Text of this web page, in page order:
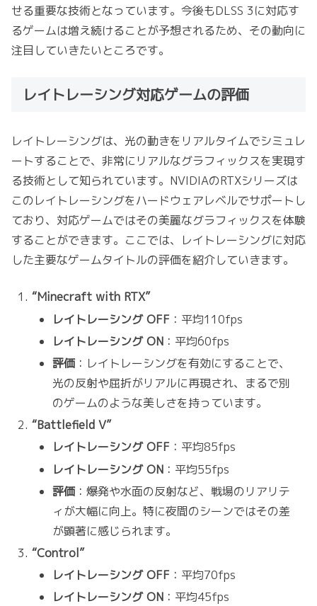
せる重要な技術となっています。今後もDLSS 3に対応す
るゲームは増え続けることが予想されるため、その動向に
注目していきたいところです。
レイトレーシング対応ゲームの評価
レイトレーシングは、光の動きをリアルタイムでシミュレ
ートすることで、非常にリアルなグラフィックスを実現す
る技術として知られています。NVIDIAのRTXシリーズは
このレイトレーシングをハードウェアレベルでサポートし
ており、対応ゲームではその美麗なグラフィックスを体験
することができます。ここでは、レイトレーシングに対応
した主要なゲームタイトルの評価を紹介していきます。
“Minecraft with RTX”
レイトレーシング OFF ：平均110fps
レイトレーシング ON ：平均60fps
評価：レイトレーシングを有効にすることで、
光の反射や屈折がリアルに再現され、まるで別
のゲームのような美しさを持っています。
“Battlefield V”
レイトレーシング OFF ：平均85fps
レイトレーシング ON ：平均55fps
評価：爆発や水面の反射など、戦場のリアリテ
ィが大幅に向上。特に夜間のシーンではその差
が顕著に感じられます。
“Control”
レイトレーシング OFF ：平均70fps
レイトレーシング ON ：平均45fps